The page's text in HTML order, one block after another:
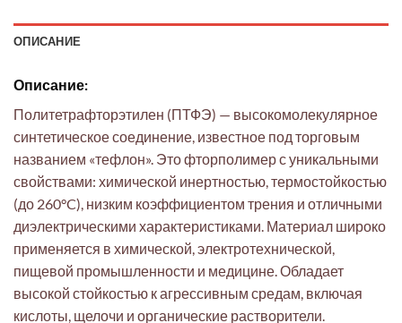
ОПИСАНИЕ
Описание:
Политетрафторэтилен (ПТФЭ) — высокомолекулярное
синтетическое соединение, известное под торговым
названием «тефлон». Это фторполимер с уникальными
свойствами: химической инертностью, термостойкостью
(до 260°C), низким коэффициентом трения и отличными
диэлектрическими характеристиками. Материал широко
применяется в химической, электротехнической,
пищевой промышленности и медицине. Обладает
высокой стойкостью к агрессивным средам, включая
кислоты, щелочи и органические растворители.